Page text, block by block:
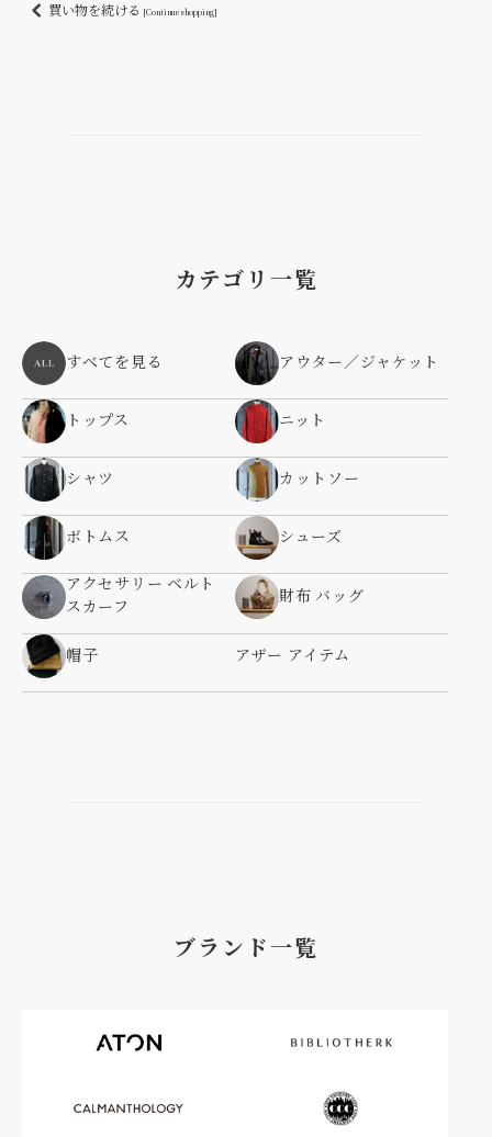
買い物を続ける [Continue shopping]
カテゴリ一覧
すべてを見る アウター／ジャケット
トップス ニット
シャツ カットソー
ボトムス シューズ
アクセサリー ベルト
スカーフ
財布 バッグ
帽子 アザー アイテム
ブランド一覧